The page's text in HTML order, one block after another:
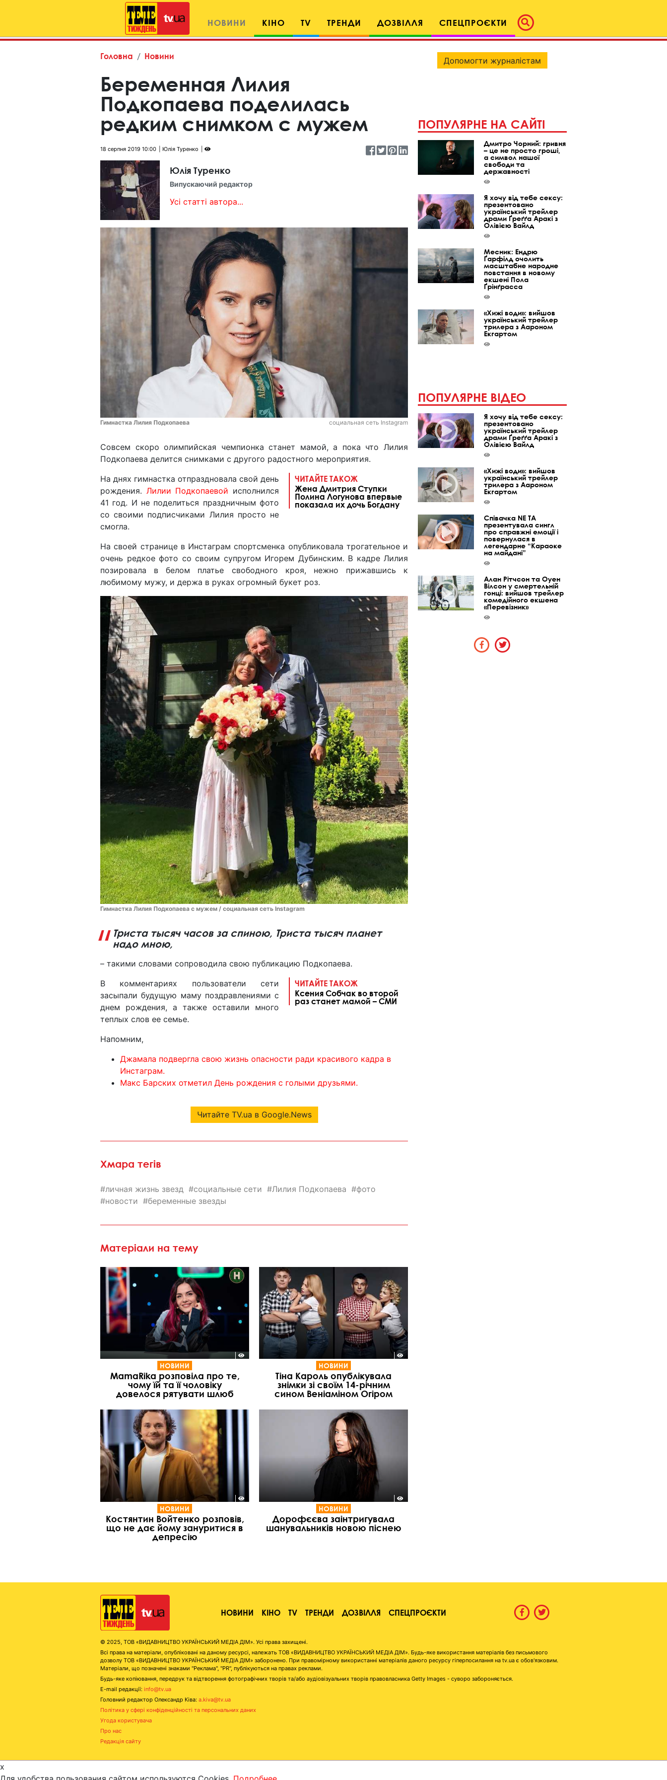
НОВИНИ КІНО TV ТРЕНДИ ДОЗВІЛЛЯ СПЕЦПРОЄКТИ
Головна Новини
Беременная Лилия
Подкопаева поделилась
редким снимком с мужем
18 серпня 2019 10:00 Юлія Туренко
Юлія Туренко
Випускаючий редактор
Усі статті автора...
Гимнастка Лилия Подкопаева социальная сеть Instagram
Совсем скоро олимпийская чемпионка станет мамой, а пока что Лилия
Подкопаева делится снимками с другого радостного мероприятия.
ЧИТАЙТЕ ТАКОЖ
Жена Дмитрия Ступки
Полина Логунова впервые
показала их дочь Богдану
На днях гимнастка отпраздновала свой день
рождения. Лилии Подкопаевой исполнился
41 год. И не поделиться праздничным фото
со своими подписчиками Лилия просто не
смогла.
На своей странице в Инстаграм спортсменка опубликовала трогательное и
очень редкое фото со своим супругом Игорем Дубинским. В кадре Лилия
позировала в белом платье свободного кроя, нежно прижавшись к
любимому мужу, и держа в руках огромный букет роз.
Гимнастка Лилия Подкопаева с мужем / социальная сеть Instagram
Триста тысяч часов за спиною, Триста тысяч планет
надо мною,
– такими словами сопроводила свою публикацию Подкопаева.
ЧИТАЙТЕ ТАКОЖ
Ксения Собчак во второй
раз станет мамой – СМИ
В комментариях пользователи сети
засыпали будущую маму поздравлениями с
днем рождения, а также оставили много
теплых слов ее семье.
Напомним,
Джамала подвергла свою жизнь опасности ради красивого кадра в
Инстаграм.
Макс Барских отметил День рождения с голыми друзьями.
Читайте TV.ua в Google.News
Хмара тегів
личная жизнь звезд социальные сети Лилия Подкопаева
фото
новости
беременные звезды
Матеріали на тему
НОВИНИ
MamaRika розповіла про те,
чому їй та її чоловіку
довелося рятувати шлюб
НОВИНИ
Тіна Кароль опублікувала
знімки зі своїм 14-річним
сином Веніаміном Огіром
НОВИНИ
Костянтин Войтенко розповів,
що не дає йому зануритися в
депресію
НОВИНИ
Дорофєєва заінтригувала
шанувальників новою піснею
Допомогти журналістам
ПОПУЛЯРНЕ НА САЙТІ
Дмитро Чорний: гривня
– це не просто гроші,
а символ нашої
свободи та
державності
Я хочу від тебе сексу:
презентовано
український трейлер
драми Ґреґґа Аракі з
Олівією Вайлд
Месник: Ендрю
Ґарфілд очолить
масштабне народне
повстання в новому
екшені Пола
Ґрінґрасса
«Хижі води»: вийшов
український трейлер
трилера з Аароном
Екгартом
ПОПУЛЯРНЕ ВІДЕО
Я хочу від тебе сексу:
презентовано
український трейлер
драми Ґреґґа Аракі з
Олівією Вайлд
«Хижі води»: вийшов
український трейлер
трилера з Аароном
Екгартом
Співачка NE TA
презентувала сингл
про справжні емоції і
повернулася в
легендарне “Караоке
на майдані”
Алан Рітчсон та Оуен
Вілсон у смертельній
гонці: вийшов трейлер
комедійного екшена
«Перевізник»
НОВИНИ КІНО TV ТРЕНДИ ДОЗВІЛЛЯ СПЕЦПРОЄКТИ
© 2025, ТОВ «ВИДАВНИЦТВО УКРАЇНСЬКИЙ МЕДІА ДІМ». Усі права захищені.
Всі права на матеріали, опубліковані на даному ресурсі, належать ТОВ «ВИДАВНИЦТВО УКРАЇНСЬКИЙ МЕДІА ДІМ». Будь-яке використання матеріалів без письмового
дозволу ТОВ «ВИДАВНИЦТВО УКРАЇНСЬКИЙ МЕДІА ДІМ» заборонено. При правомірному використанні матеріалів даного ресурсу гіперпосилання на tv.ua є обов'язковим.
Матеріали, що позначені знаками "Реклама", "PR", публікуються на правах реклами.
Будь-яке копіювання, передрук та відтворення фотографічних творів та/або аудіовізуальних творів правовласника Getty Images - суворо забороняється.
E-mail редакції: info@tv.ua
Головний редактор Олександр Ківа: a.kiva@tv.ua
Політика у сфері конфіденційності та персональних даних
Угода користувача
Про нас
Редакція сайту
x